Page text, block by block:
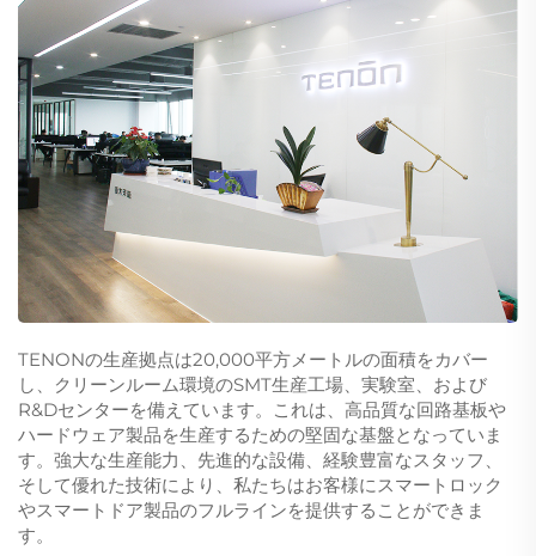
TENONの生産拠点は20,000平方メートルの面積をカバー
し、クリーンルーム環境のSMT生産工場、実験室、および
R&Dセンターを備えています。これは、高品質な回路基板や
ハードウェア製品を生産するための堅固な基盤となっていま
す。強大な生産能力、先進的な設備、経験豊富なスタッフ、
そして優れた技術により、私たちはお客様にスマートロック
やスマートドア製品のフルラインを提供することができま
す。